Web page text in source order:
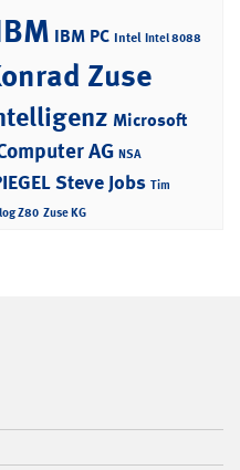
IBM PC Intel Intel 8088
Zuse
Microsoft
AG NSA
Steve Jobs Tim
Z80 Zuse KG